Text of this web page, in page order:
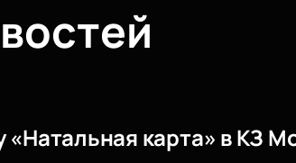
карта» в КЗ